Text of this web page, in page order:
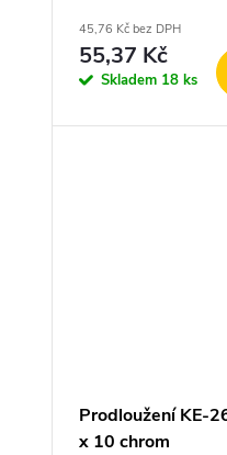
45,76 Kč bez DPH
55,37 Kč
Skladem 18 ks
Prodloužení KE-
x 10 chrom